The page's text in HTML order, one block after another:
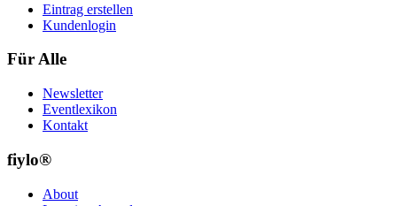
Eintrag erstellen
Kundenlogin
Für Alle
Newsletter
Eventlexikon
Kontakt
fiylo®
About